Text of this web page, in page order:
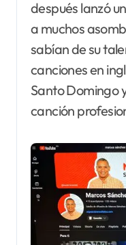
después lanzó
a muchos
sabían de su
canciones en
Santo Domingo
canción